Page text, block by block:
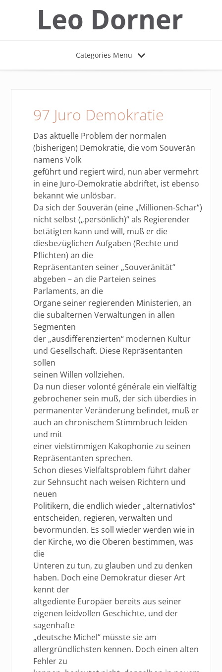
Categories Menu
97 Juro Demokratie
Das aktuelle Problem der normalen
(bisherigen) Demokratie, die vom Souverän
namens Volk
geführt und regiert wird, nun aber vermehrt
in eine Juro-Demokratie abdriftet, ist ebenso
bekannt wie unlösbar.
Da sich der Souverän (eine „Millionen-Schar“)
nicht selbst („persönlich)“ als Regierender
betätigten kann und will, muß er die
diesbezüglichen Aufgaben (Rechte und
Pflichten) an die
Repräsentanten seiner „Souveränität“
abgeben – an die Parteien seines
Parlaments, an die
Organe seiner regierenden Ministerien, an
die subalternen Verwaltungen in allen
Segmenten
der „ausdifferenzierten“ modernen Kultur
und Gesellschaft. Diese Repräsentanten
sollen
seinen Willen vollziehen.
Da nun dieser volonté générale ein vielfältig
gebrochener sein muß, der sich überdies in
permanenter Veränderung befindet, muß er
auch an chronischem Stimmbruch leiden
und mit
einer vielstimmigen Kakophonie zu seinen
Repräsentanten sprechen.
Schon dieses Vielfaltsproblem führt daher
zur Sehnsucht nach weisen Richtern und
neuen
Politikern, die endlich wieder „alternativlos“
entscheiden, regieren, verwalten und
bevormunden. Es soll wieder werden wie in
der Kirche, wo die Oberen bestimmen, was
die
Unteren zu tun, zu glauben und zu denken
haben. Doch eine Demokratur dieser Art
kennt der
altgediente Europäer bereits aus seiner
eigenen leidvollen Geschichte, und der
sagenhafte
„deutsche Michel“ müsste sie am
allergründlichsten kennen. Doch einen alten
Fehler zu